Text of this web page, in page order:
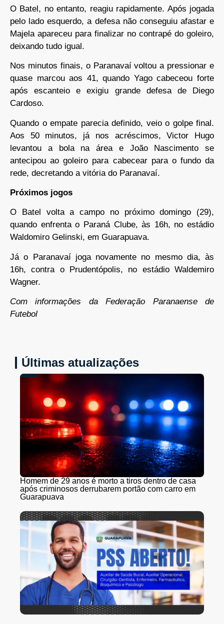
O Batel, no entanto, reagiu rapidamente. Após jogada
pelo lado esquerdo, a defesa não conseguiu afastar e
Majela apareceu para finalizar no contrapé do goleiro,
deixando tudo igual.
Nos minutos finais, o Paranavaí voltou a pressionar e
quase marcou aos 41, quando Yago cabeceou forte
após escanteio e exigiu grande defesa de Diego
Cardoso.
Quando o empate parecia definido, veio o golpe final.
Aos 50 minutos, já nos acréscimos, Victor Hugo
levantou a bola na área e João Nascimento se
antecipou ao goleiro para cabecear para o fundo da
rede, decretando a vitória do Paranavaí.
Próximos jogos
O Batel volta a campo no próximo domingo (29),
quando enfrenta o Paraná Clube, às 16h, no estádio
Waldomiro Gelinski, em Guarapuava.
Já o Paranavaí joga novamente no mesmo dia, às
16h, contra o Prudentópolis, no estádio Waldemiro
Wagner.
Com informações da Federação Paranaense de
Futebol
Últimas atualizações
Homem de 29 anos é morto a tiros dentro de casa
após criminosos derrubarem portão com carro em
Guarapuava